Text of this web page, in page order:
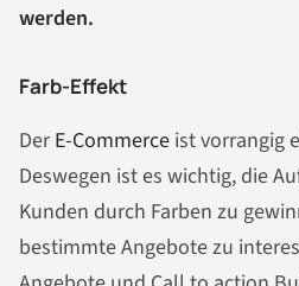
werden.
Farb-Effekt
DerE-Commerce ist vorrangig
Deswegen ist es wichtig, die
Kunden durch Farben zu
bestimmte Angebote zu